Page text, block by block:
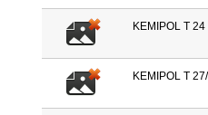
KEMIPOL T
KEMIPOL T